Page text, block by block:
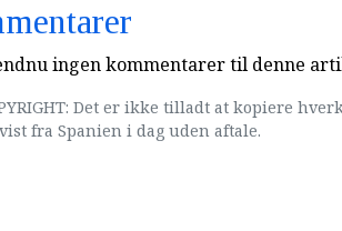
ingen kommentarer til denne
Det er ikke tilladt at kopiere
fra Spanien i dag uden aftale.